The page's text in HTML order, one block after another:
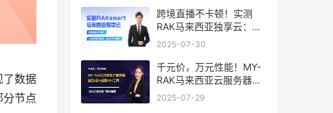
了数据
分节点
跨境直播不卡顿！实测
RAK马来西亚独享云：
1080P推流稳定，首月6
2025-07-30
千元价，万元性能！MY-
RAK马来西亚云服务器：
首月5折+免费SEO工具，
2025-07-29